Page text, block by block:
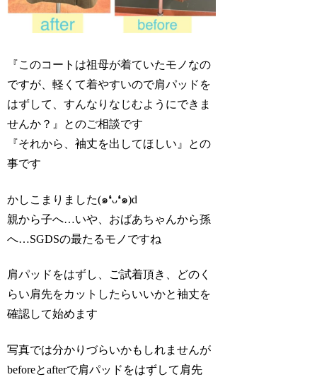
『このコートは祖母が着ていたモノなの
ですが、軽くて着やすいので肩パッドを
はずして、すんなりなじむようにできま
せんか？』とのご相談です
『それから、袖丈を出してほしい』との
事です
かしこまりました(๑❛ᴗ❛๑)d
親から子へ…いや、おばあちゃんから孫
へ…SGDSの最たるモノですね
肩パッドをはずし、ご試着頂き、どのく
らい肩先をカットしたらいいかと袖丈を
確認して始めます
写真では分かりづらいかもしれませんが
beforeとafterで肩パッドをはずして肩先